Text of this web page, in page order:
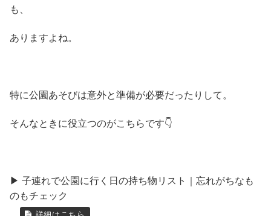
も、
ありますよね。
特に公園あそびは意外と準備が必要だったりして。
そんなときに役立つのがこちらです👇
▶ 子連れで公園に行く日の持ち物リスト｜忘れがちなも
のもチェック